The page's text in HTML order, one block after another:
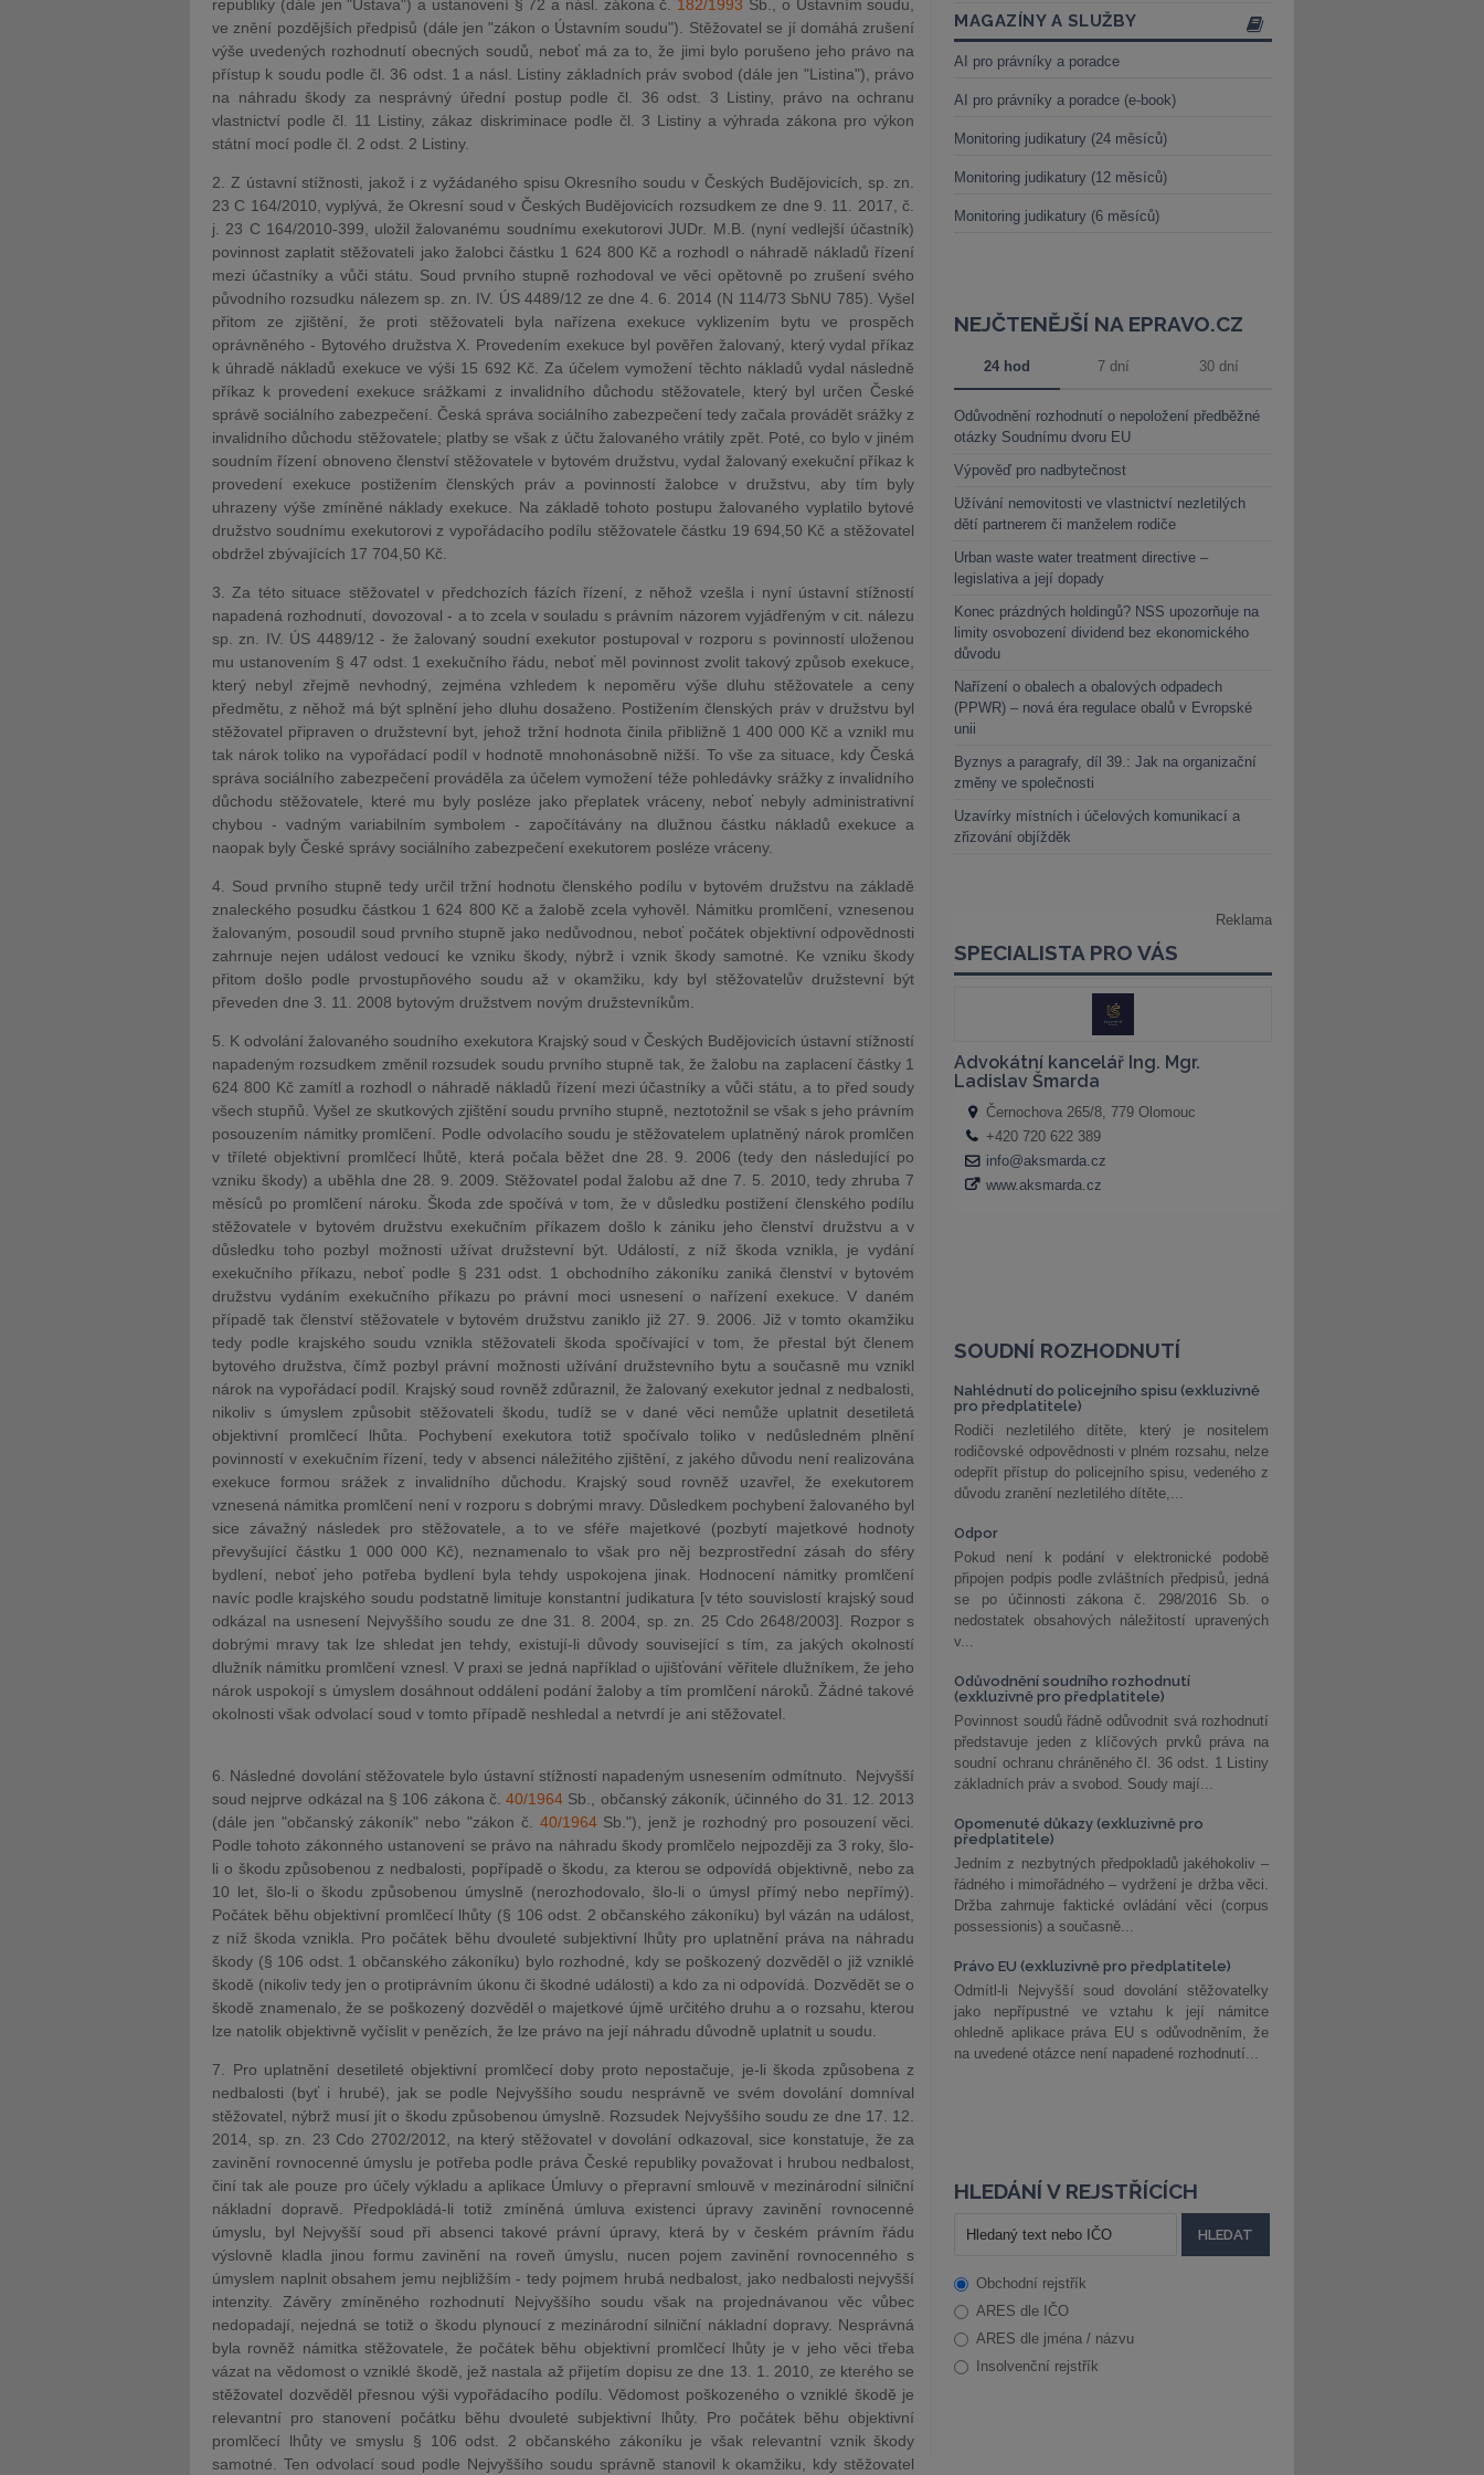
republiky (dále jen "Ústava") a ustanovení § 72 a násl. zákona č. 182/1993 Sb., o Ústavním soudu,
ve znění pozdějších předpisů (dále jen "zákon o Ústavním soudu"). Stěžovatel se jí domáhá zrušení
výše uvedených rozhodnutí obecných soudů, neboť má za to, že jimi bylo porušeno jeho právo na
přístup k soudu podle čl. 36 odst. 1 a násl. Listiny základních práv svobod (dále jen "Listina"), právo
na náhradu škody za nesprávný úřední postup podle čl. 36 odst. 3 Listiny, právo na ochranu
vlastnictví podle čl. 11 Listiny, zákaz diskriminace podle čl. 3 Listiny a výhrada zákona pro výkon
státní mocí podle čl. 2 odst. 2 Listiny.
2. Z ústavní stížnosti, jakož i z vyžádaného spisu Okresního soudu v Českých Budějovicích, sp. zn.
23 C 164/2010, vyplývá, že Okresní soud v Českých Budějovicích rozsudkem ze dne 9. 11. 2017, č.
j. 23 C 164/2010-399, uložil žalovanému soudnímu exekutorovi JUDr. M.B. (nyní vedlejší účastník)
povinnost zaplatit stěžovateli jako žalobci částku 1 624 800 Kč a rozhodl o náhradě nákladů řízení
mezi účastníky a vůči státu. Soud prvního stupně rozhodoval ve věci opětovně po zrušení svého
původního rozsudku nálezem sp. zn. IV. ÚS 4489/12 ze dne 4. 6. 2014 (N 114/73 SbNU 785). Vyšel
přitom ze zjištění, že proti stěžovateli byla nařízena exekuce vyklizením bytu ve prospěch
oprávněného - Bytového družstva X. Provedením exekuce byl pověřen žalovaný, který vydal příkaz
k úhradě nákladů exekuce ve výši 15 692 Kč. Za účelem vymožení těchto nákladů vydal následně
příkaz k provedení exekuce srážkami z invalidního důchodu stěžovatele, který byl určen České
správě sociálního zabezpečení. Česká správa sociálního zabezpečení tedy začala provádět srážky z
invalidního důchodu stěžovatele; platby se však z účtu žalovaného vrátily zpět. Poté, co bylo v jiném
soudním řízení obnoveno členství stěžovatele v bytovém družstvu, vydal žalovaný exekuční příkaz k
provedení exekuce postižením členských práv a povinností žalobce v družstvu, aby tím byly
uhrazeny výše zmíněné náklady exekuce. Na základě tohoto postupu žalovaného vyplatilo bytové
družstvo soudnímu exekutorovi z vypořádacího podílu stěžovatele částku 19 694,50 Kč a stěžovatel
obdržel zbývajících 17 704,50 Kč.
3. Za této situace stěžovatel v předchozích fázích řízení, z něhož vzešla i nyní ústavní stížností
napadená rozhodnutí, dovozoval - a to zcela v souladu s právním názorem vyjádřeným v cit. nálezu
sp. zn. IV. ÚS 4489/12 - že žalovaný soudní exekutor postupoval v rozporu s povinností uloženou
mu ustanovením § 47 odst. 1 exekučního řádu, neboť měl povinnost zvolit takový způsob exekuce,
který nebyl zřejmě nevhodný, zejména vzhledem k nepoměru výše dluhu stěžovatele a ceny
předmětu, z něhož má být splnění jeho dluhu dosaženo. Postižením členských práv v družstvu byl
stěžovatel připraven o družstevní byt, jehož tržní hodnota činila přibližně 1 400 000 Kč a vznikl mu
tak nárok toliko na vypořádací podíl v hodnotě mnohonásobně nižší. To vše za situace, kdy Česká
správa sociálního zabezpečení prováděla za účelem vymožení téže pohledávky srážky z invalidního
důchodu stěžovatele, které mu byly posléze jako přeplatek vráceny, neboť nebyly administrativní
chybou - vadným variabilním symbolem - započítávány na dlužnou částku nákladů exekuce a
naopak byly České správy sociálního zabezpečení exekutorem posléze vráceny.
4. Soud prvního stupně tedy určil tržní hodnotu členského podílu v bytovém družstvu na základě
znaleckého posudku částkou 1 624 800 Kč a žalobě zcela vyhověl. Námitku promlčení, vznesenou
žalovaným, posoudil soud prvního stupně jako nedůvodnou, neboť počátek objektivní odpovědnosti
zahrnuje nejen událost vedoucí ke vzniku škody, nýbrž i vznik škody samotné. Ke vzniku škody
přitom došlo podle prvostupňového soudu až v okamžiku, kdy byl stěžovatelův družstevní být
převeden dne 3. 11. 2008 bytovým družstvem novým družstevníkům.
5. K odvolání žalovaného soudního exekutora Krajský soud v Českých Budějovicích ústavní stížností
napadeným rozsudkem změnil rozsudek soudu prvního stupně tak, že žalobu na zaplacení částky 1
624 800 Kč zamítl a rozhodl o náhradě nákladů řízení mezi účastníky a vůči státu, a to před soudy
všech stupňů. Vyšel ze skutkových zjištění soudu prvního stupně, neztotožnil se však s jeho právním
posouzením námitky promlčení. Podle odvolacího soudu je stěžovatelem uplatněný nárok promlčen
v tříleté objektivní promlčecí lhůtě, která počala běžet dne 28. 9. 2006 (tedy den následující po
vzniku škody) a uběhla dne 28. 9. 2009. Stěžovatel podal žalobu až dne 7. 5. 2010, tedy zhruba 7
měsíců po promlčení nároku. Škoda zde spočívá v tom, že v důsledku postižení členského podílu
stěžovatele v bytovém družstvu exekučním příkazem došlo k zániku jeho členství družstvu a v
důsledku toho pozbyl možnosti užívat družstevní být. Událostí, z níž škoda vznikla, je vydání
exekučního příkazu, neboť podle § 231 odst. 1 obchodního zákoníku zaniká členství v bytovém
družstvu vydáním exekučního příkazu po právní moci usnesení o nařízení exekuce. V daném
případě tak členství stěžovatele v bytovém družstvu zaniklo již 27. 9. 2006. Již v tomto okamžiku
tedy podle krajského soudu vznikla stěžovateli škoda spočívající v tom, že přestal být členem
bytového družstva, čímž pozbyl právní možnosti užívání družstevního bytu a současně mu vznikl
nárok na vypořádací podíl. Krajský soud rovněž zdůraznil, že žalovaný exekutor jednal z nedbalosti,
nikoliv s úmyslem způsobit stěžovateli škodu, tudíž se v dané věci nemůže uplatnit desetiletá
objektivní promlčecí lhůta. Pochybení exekutora totiž spočívalo toliko v nedůsledném plnění
povinností v exekučním řízení, tedy v absenci náležitého zjištění, z jakého důvodu není realizována
exekuce formou srážek z invalidního důchodu. Krajský soud rovněž uzavřel, že exekutorem
vznesená námitka promlčení není v rozporu s dobrými mravy. Důsledkem pochybení žalovaného byl
sice závažný následek pro stěžovatele, a to ve sféře majetkové (pozbytí majetkové hodnoty
převyšující částku 1 000 000 Kč), neznamenalo to však pro něj bezprostřední zásah do sféry
bydlení, neboť jeho potřeba bydlení byla tehdy uspokojena jinak. Hodnocení námitky promlčení
navíc podle krajského soudu podstatně limituje konstantní judikatura [v této souvislostí krajský soud
odkázal na usnesení Nejvyššího soudu ze dne 31. 8. 2004, sp. zn. 25 Cdo 2648/2003]. Rozpor s
dobrými mravy tak lze shledat jen tehdy, existují-li důvody související s tím, za jakých okolností
dlužník námitku promlčení vznesl. V praxi se jedná například o ujišťování věřitele dlužníkem, že jeho
nárok uspokojí s úmyslem dosáhnout oddálení podání žaloby a tím promlčení nároků. Žádné takové
okolnosti však odvolací soud v tomto případě neshledal a netvrdí je ani stěžovatel.
6. Následné dovolání stěžovatele bylo ústavní stížností napadeným usnesením odmítnuto. Nejvyšší
soud nejprve odkázal na § 106 zákona č.40/1964 Sb., občanský zákoník, účinného do 31. 12. 2013
(dále jen "občanský zákoník" nebo "zákon č. 40/1964Sb."), jenž je rozhodný pro posouzení věci.
Podle tohoto zákonného ustanovení se právo na náhradu škody promlčelo nejpozději za 3 roky, šlo-
li o škodu způsobenou z nedbalosti, popřípadě o škodu, za kterou se odpovídá objektivně, nebo za
10 let, šlo-li o škodu způsobenou úmyslně (nerozhodovalo, šlo-li o úmysl přímý nebo nepřímý).
Počátek běhu objektivní promlčecí lhůty (§ 106 odst. 2 občanského zákoníku) byl vázán na událost,
z níž škoda vznikla. Pro počátek běhu dvouleté subjektivní lhůty pro uplatnění práva na náhradu
škody (§ 106 odst. 1 občanského zákoníku) bylo rozhodné, kdy se poškozený dozvěděl o již vzniklé
škodě (nikoliv tedy jen o protiprávním úkonu či škodné události) a kdo za ni odpovídá. Dozvědět se o
škodě znamenalo, že se poškozený dozvěděl o majetkové újmě určitého druhu a o rozsahu, kterou
lze natolik objektivně vyčíslit v penězích, že lze právo na její náhradu důvodně uplatnit u soudu.
7. Pro uplatnění desetileté objektivní promlčecí doby proto nepostačuje, je-li škoda způsobena z
nedbalosti (byť i hrubé), jak se podle Nejvyššího soudu nesprávně ve svém dovolání domníval
stěžovatel, nýbrž musí jít o škodu způsobenou úmyslně. Rozsudek Nejvyššího soudu ze dne 17. 12.
2014, sp. zn. 23 Cdo 2702/2012, na který stěžovatel v dovolání odkazoval, sice konstatuje, že za
zavinění rovnocenné úmyslu je potřeba podle práva České republiky považovat i hrubou nedbalost,
činí tak ale pouze pro účely výkladu a aplikace Úmluvy o přepravní smlouvě v mezinárodní silniční
nákladní dopravě. Předpokládá-li totiž zmíněná úmluva existenci úpravy zavinění rovnocenné
úmyslu, byl Nejvyšší soud při absenci takové právní úpravy, která by v českém právním řádu
výslovně kladla jinou formu zavinění na roveň úmyslu, nucen pojem zavinění rovnocenného s
úmyslem naplnit obsahem jemu nejbližším - tedy pojmem hrubá nedbalost, jako nedbalosti nejvyšší
intenzity. Závěry zmíněného rozhodnutí Nejvyššího soudu však na projednávanou věc vůbec
nedopadají, nejedná se totiž o škodu plynoucí z mezinárodní silniční nákladní dopravy. Nesprávná
byla rovněž námitka stěžovatele, že počátek běhu objektivní promlčecí lhůty je v jeho věci třeba
vázat na vědomost o vzniklé škodě, jež nastala až přijetím dopisu ze dne 13. 1. 2010, ze kterého se
stěžovatel dozvěděl přesnou výši vypořádacího podílu. Vědomost poškozeného o vzniklé škodě je
relevantní pro stanovení počátku běhu dvouleté subjektivní lhůty. Pro počátek běhu objektivní
promlčecí lhůty ve smyslu § 106 odst. 2 občanského zákoníku je však relevantní vznik škody
samotné. Ten odvolací soud podle Nejvyššího soudu správně stanovil k okamžiku, kdy stěžovatel
MAGAZÍNY A SLUŽBY
AI pro právníky a poradce
AI pro právníky a poradce (e-book)
Monitoring judikatury (24 měsíců)
Monitoring judikatury (12 měsíců)
Monitoring judikatury (6 měsíců)
NEJČTENĚJŠÍ NA EPRAVO.CZ
24 hod 7 dní 30 dní
Odůvodnění rozhodnutí o nepoložení předběžné
otázky Soudnímu dvoru EU
Výpověď pro nadbytečnost
Užívání nemovitosti ve vlastnictví nezletilých
dětí partnerem či manželem rodiče
Urban waste water treatment directive –
legislativa a její dopady
Konec prázdných holdingů? NSS upozorňuje na
limity osvobození dividend bez ekonomického
důvodu
Nařízení o obalech a obalových odpadech
(PPWR) – nová éra regulace obalů v Evropské
unii
Byznys a paragrafy, díl 39.: Jak na organizační
změny ve společnosti
Uzavírky místních i účelových komunikací a
zřizování objížděk
SOUDNÍ ROZHODNUTÍ
Nahlédnutí do policejního spisu (exkluzivně
pro předplatitele)
Rodiči nezletilého dítěte, který je nositelem
rodičovské odpovědnosti v plném rozsahu, nelze
odepřít přístup do policejního spisu, vedeného z
důvodu zranění nezletilého dítěte,...
Odpor
Pokud není k podání v elektronické podobě
připojen podpis podle zvláštních předpisů, jedná
se po účinnosti zákona č. 298/2016 Sb. o
nedostatek obsahových náležitostí upravených
v...
Odůvodnění soudního rozhodnutí
(exkluzivně pro předplatitele)
Povinnost soudů řádně odůvodnit svá rozhodnutí
představuje jeden z klíčových prvků práva na
soudní ochranu chráněného čl. 36 odst. 1 Listiny
základních práv a svobod. Soudy mají...
Opomenuté důkazy (exkluzivně pro
předplatitele)
Jedním z nezbytných předpokladů jakéhokoliv –
řádného i mimořádného – vydržení je držba věci.
Držba zahrnuje faktické ovládání věci (corpus
possessionis) a současně...
Právo EU (exkluzivně pro předplatitele)
Odmítl-li Nejvyšší soud dovolání stěžovatelky
jako nepřípustné ve vztahu k její námitce
ohledně aplikace práva EU s odůvodněním, že
na uvedené otázce není napadené rozhodnutí...
HLEDÁNÍ V REJSTŘÍCÍCH
Obchodní rejstřík
ARES dle IČO
ARES dle jména / názvu
Insolvenční rejstřík